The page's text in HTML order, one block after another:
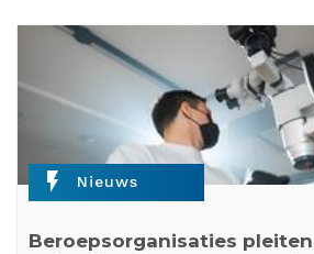
flash_on Nieuws
Beroepsorganisaties